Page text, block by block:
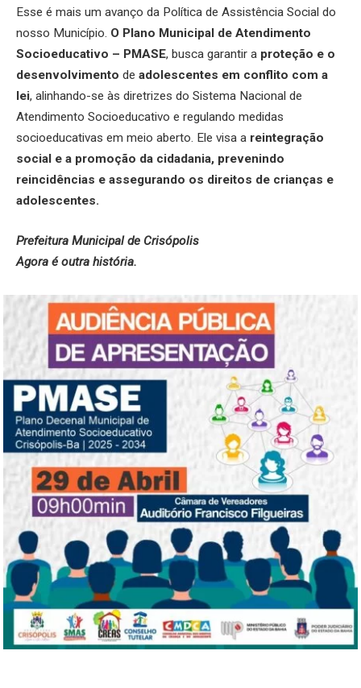
Esse é mais um avanço da Política de Assistência Social do
nosso Município. O Plano Municipal de Atendimento
Socioeducativo – PMASE, busca garantir a proteção e o
desenvolvimento de adolescentes em conflito com a
lei, alinhando-se às diretrizes do Sistema Nacional de
Atendimento Socioeducativo e regulando medidas
socioeducativas em meio aberto. Ele visa a reintegração
social e a promoção da cidadania, prevenindo
reincidências e assegurando os direitos de crianças e
adolescentes.
Prefeitura Municipal de Crisópolis
Agora é outra história.